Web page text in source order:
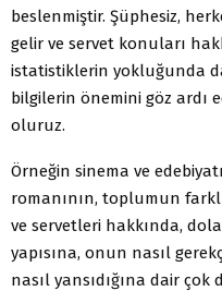
beslenmiştir. Şüphesiz,
gelir ve servet konuları
istatistiklerin yokluğunda
bilgilerin önemini göz ardı
oluruz.
Örneğin sinema ve
romanının, toplumun
ve servetleri hakkında,
yapısına, onun nasıl
nasıl yansıdığına dair